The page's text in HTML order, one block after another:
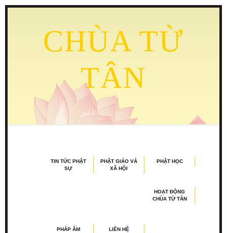
CHÙA TỪ
TÂN
TIN TỨC PHẬT
SỰ
PHẬT GIÁO VÀ
XÃ HỘI
PHẬT HỌC
HOẠT ĐỘNG
CHÙA TỪ TÂN
PHÁP ÂM LIÊN HỆ